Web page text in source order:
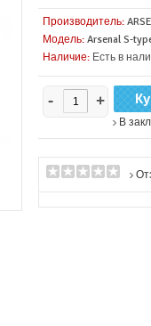
Производитель:
Модель: Arsenal S-
Наличие: Есть в
- +
В